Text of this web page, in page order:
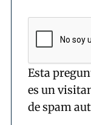
Esta
es un
de spam